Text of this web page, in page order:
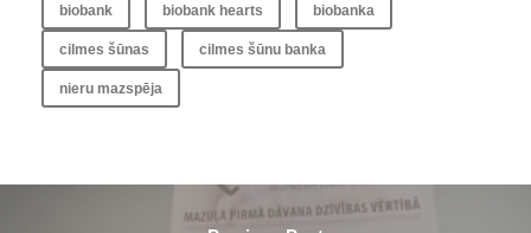
biobank biobank hearts biobanka
cilmes šūnas cilmes šūnu banka
nieru mazspēja